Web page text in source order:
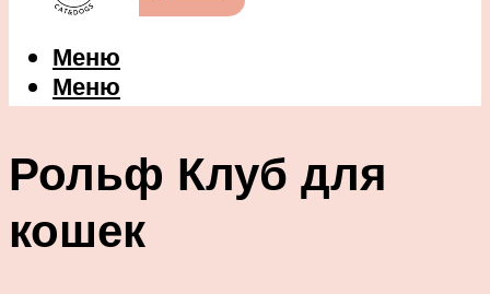
Меню
Меню
Рольф Клуб для
кошек